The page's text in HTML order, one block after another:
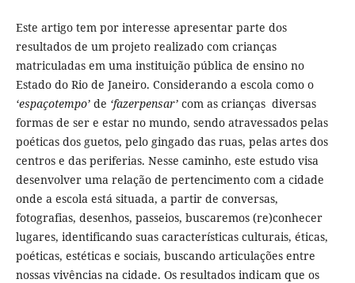
Este artigo tem por interesse apresentar parte dos
resultados de um projeto realizado com crianças
matriculadas em uma instituição pública de ensino no
Estado do Rio de Janeiro. Considerando a escola como o
‘espaçotempo’ de ‘fazerpensar’ com as crianças diversas
formas de ser e estar no mundo, sendo atravessados pelas
poéticas dos guetos, pelo gingado das ruas, pelas artes dos
centros e das periferias. Nesse caminho, este estudo visa
desenvolver uma relação de pertencimento com a cidade
onde a escola está situada, a partir de conversas,
fotografias, desenhos, passeios, buscaremos (re)conhecer
lugares, identificando suas características culturais, éticas,
poéticas, estéticas e sociais, buscando articulações entre
nossas vivências na cidade. Os resultados indicam que os